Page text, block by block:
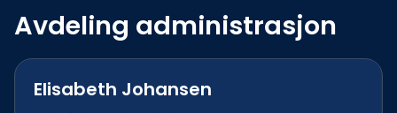
Avdeling administrasjon
Elisabeth Johansen